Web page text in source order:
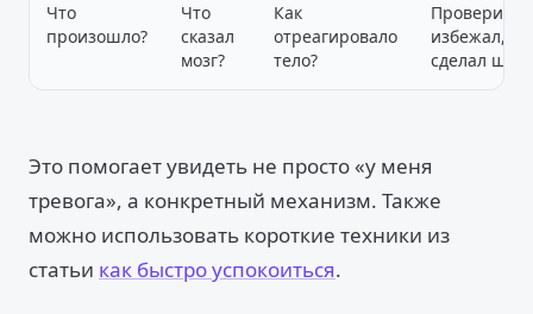
Что
произошло?
Что
сказал
мозг?
Как
отреагировало
тело?
Проверил,
избежал,
сделал шаг?
Это помогает увидеть не просто «у меня
тревога», а конкретный механизм. Также
можно использовать короткие техники из
статьи как быстро успокоиться.